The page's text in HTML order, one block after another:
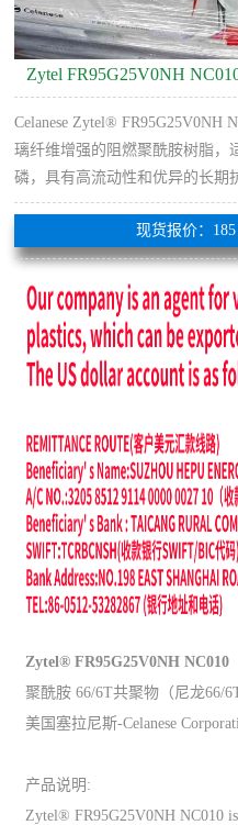
Zytel FR95G25V0NH
Celanese Zytel® FR95G25V0NH
璃纤维增​​强的阻燃聚酰胺树脂，
磷，具有高流动性和优异的长期
现货报价：185
Zytel® FR95G25V0NH NC010
聚酰胺 66/6T共聚物（尼龙66/
美国塞拉尼斯-Celanese
产品说明:
Zytel® FR95G25V0NH NC010